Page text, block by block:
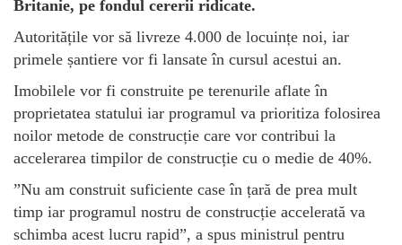
Britanie, pe fondul cererii ridicate.
Autoritățile vor să livreze 4.000 de locuințe noi, iar
primele șantiere vor fi lansate în cursul acestui an.
Imobilele vor fi construite pe terenurile aflate în
proprietatea statului iar programul va prioritiza folosirea
noilor metode de construcție care vor contribui la
accelerarea timpilor de construcție cu o medie de 40%.
”Nu am construit suficiente case în țară de prea mult
timp iar programul nostru de construcție accelerată va
schimba acest lucru rapid”, a spus ministrul pentru